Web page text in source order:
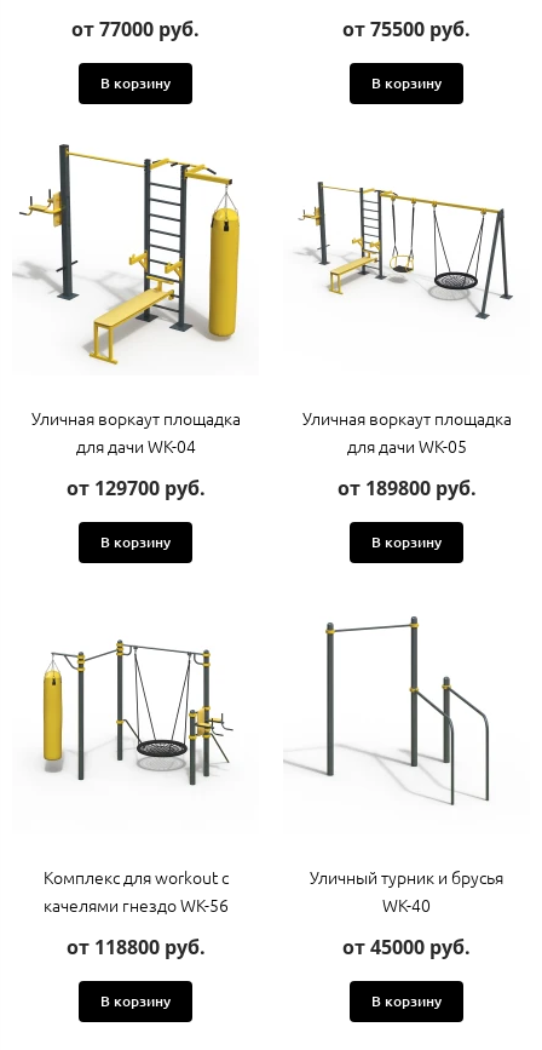
от 77000 руб.
В корзину
от 75500 руб.
В корзину
Уличная воркаут площадка
для дачи WK-04
от 129700 руб.
В корзину
Уличная воркаут площадка
для дачи WK-05
от 189800 руб.
В корзину
Комплекс для workout с
качелями гнездо WK-56
от 118800 руб.
В корзину
Уличный турник и брусья
WK-40
от 45000 руб.
В корзину